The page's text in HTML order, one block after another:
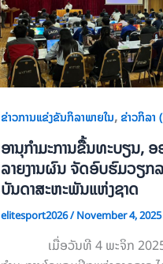
ຂ່າວການແຂ່ງຂັນກິລາພາຍໃນ, ຂ່າວກິລາ
ອານຸກຳມະການຂື້ນທະບຽນ,
ລາຍງານຜົນ ຈັດອົບຮົມວຽກ
ບັນດາສະຫະພັນແຫ່ງຊາດ
elitesport2026/November 4, 2025
ເມື່ອວັນທີ 4 ພະຈິກ 2025